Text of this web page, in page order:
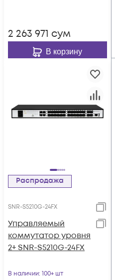
2 263 971 сум
В корзину
Распродажа
SNR-S5210G-24FX
Управляемый
коммутатор уровня
2+ SNR-S5210G-24FX
В наличии: 100+ шт